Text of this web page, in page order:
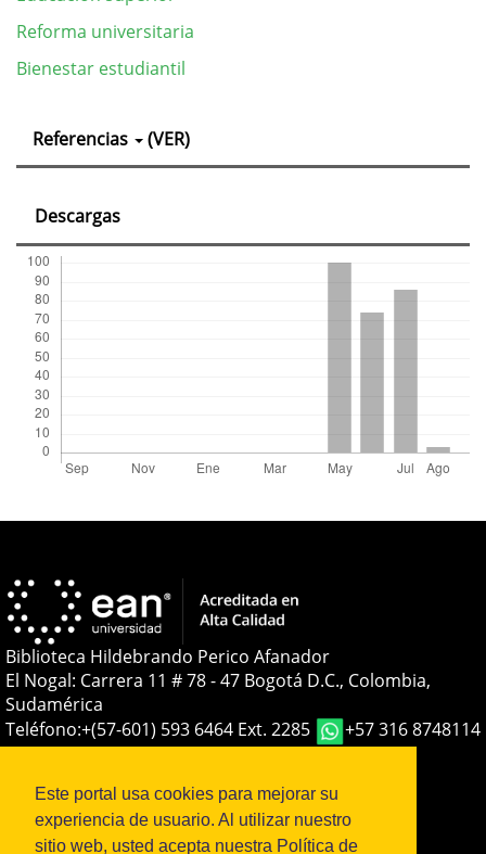
Este portal usa cookies para mejorar su
experiencia de usuario. Al utilizar nuestro
sitio web, usted acepta nuestra Política de
Reforma universitaria
Bienestar estudiantil
Detalles
del
artículo
Referencias (VER)
Descargas
Biblioteca Hildebrando Perico Afanador
El Nogal: Carrera 11 # 78 - 47 Bogotá D.C., Colombia,
Sudamérica
Teléfono:+(57-601) 593 6464 Ext. 2285
+57 316 8748114
biblioteca@universidadean.edu.co